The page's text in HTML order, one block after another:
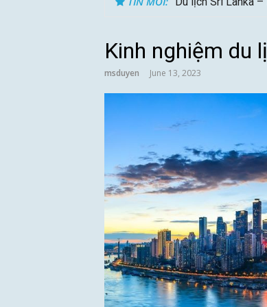
Kinh nghiệm du
msduyen June 13, 2023